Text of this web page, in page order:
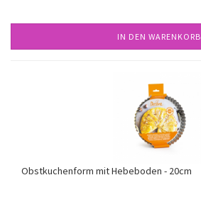
IN DEN WARENKORB
Obstkuchenform mit Hebeboden - 20cm